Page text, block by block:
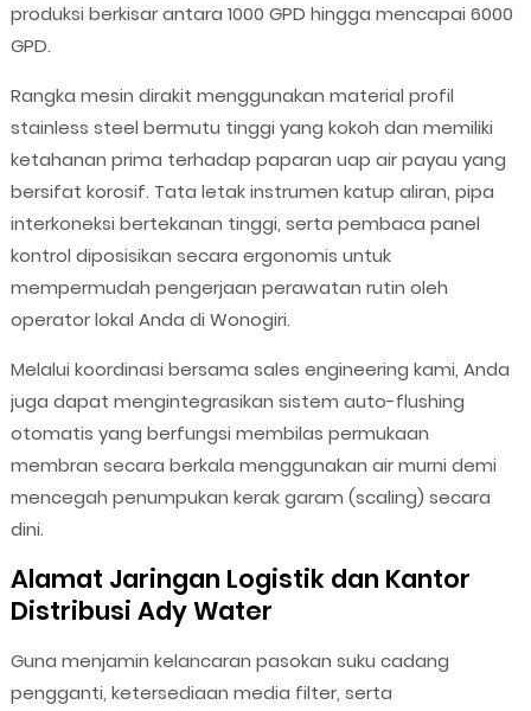
produksi berkisar antara 1000 GPD hingga mencapai 6000
GPD.
Rangka mesin dirakit menggunakan material profil
stainless steel bermutu tinggi yang kokoh dan memiliki
ketahanan prima terhadap paparan uap air payau yang
bersifat korosif. Tata letak instrumen katup aliran, pipa
interkoneksi bertekanan tinggi, serta pembaca panel
kontrol diposisikan secara ergonomis untuk
mempermudah pengerjaan perawatan rutin oleh
operator lokal Anda di Wonogiri.
Melalui koordinasi bersama sales engineering kami, Anda
juga dapat mengintegrasikan sistem auto-flushing
otomatis yang berfungsi membilas permukaan
membran secara berkala menggunakan air murni demi
mencegah penumpukan kerak garam (scaling) secara
dini.
Alamat Jaringan Logistik dan Kantor
Distribusi Ady Water
Guna menjamin kelancaran pasokan suku cadang
pengganti, ketersediaan media filter, serta